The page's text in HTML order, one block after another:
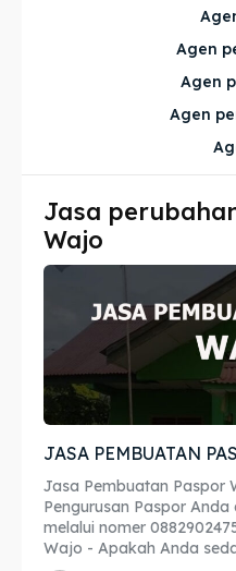
Imta
Legalisir
Apostille
Penerjemah
Asuransi
Blog
Imta
Legalisir
Apostille
Penerjemah
Asuransi
Blog
Agen
Agen
Agen
Jasa
Wajo
JASA PEMBUATAN
Jasa Pembuatan Paspor
Pengurusan Paspor
melalui nomer 088290247542 Jasa Pembuatan
Wajo - Apakah Anda